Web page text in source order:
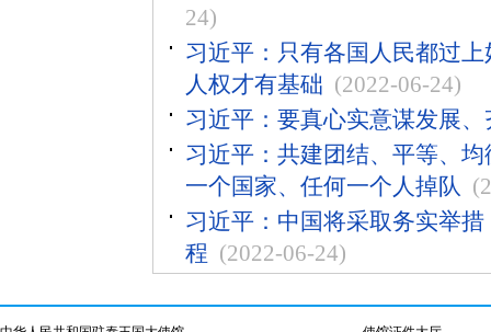
24)
习近平：只有各国人民都过
人权才有基础 (2022-06-24)
习近平：要真心实意谋发展
习近平：共建团结、平等、
一个国家、任何一个人掉队
习近平：中国将采取务实举
程 (2022-06-24)